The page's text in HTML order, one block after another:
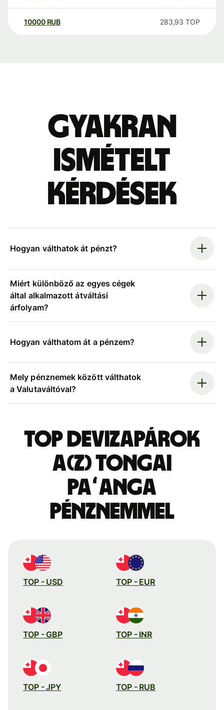
10000 RUB 283,93 TOP
Gyakran
ismételt
kérdések
Hogyan válthatok át pénzt?
Miért különböző az egyes cégek
által alkalmazott átváltási
árfolyam?
Hogyan válthatom át a pénzem?
Mely pénznemek között válthatok
a Valutaváltóval?
Top devizapárok
a(z) tongai
paʻanga
pénznemmel
TOP - USD TOP - EUR
TOP - GBP TOP - INR
TOP - JPY TOP - RUB